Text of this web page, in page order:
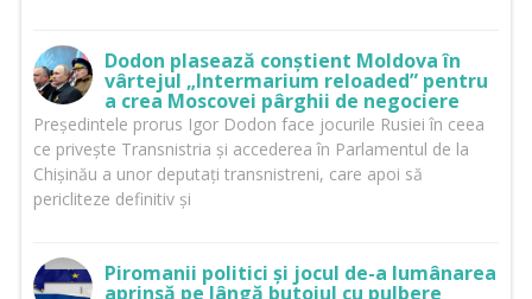
Dodon plasează conștient Moldova în
vârtejul „Intermarium reloaded” pentru
a crea Moscovei pârghii de negociere
Președintele prorus Igor Dodon face jocurile Rusiei în ceea
ce privește Transnistria și accederea în Parlamentul de la
Chișinău a unor deputați transnistreni, care apoi să
pericliteze definitiv și
Piromanii politici și jocul de-a lumânarea
aprinsă pe lângă butoiul cu pulbere